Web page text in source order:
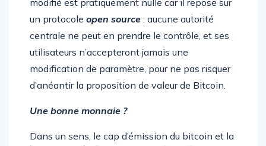
modifié est pratiquement nulle car il repose sur
un protocole open source : aucune autorité
centrale ne peut en prendre le contrôle, et ses
utilisateurs n’accepteront jamais une
modification de paramètre, pour ne pas risquer
d’anéantir la proposition de valeur de Bitcoin.
Une bonne monnaie ?
Dans un sens, le cap d’émission du bitcoin et la